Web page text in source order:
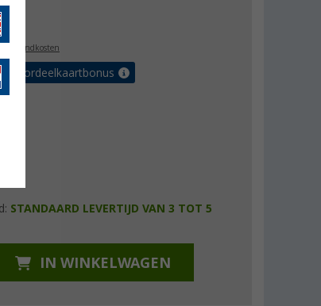
verzendkosten
voordeelkaartbonus
STANDAARD LEVERTIJD VAN 3 TOT 5
IN WINKELWAGEN